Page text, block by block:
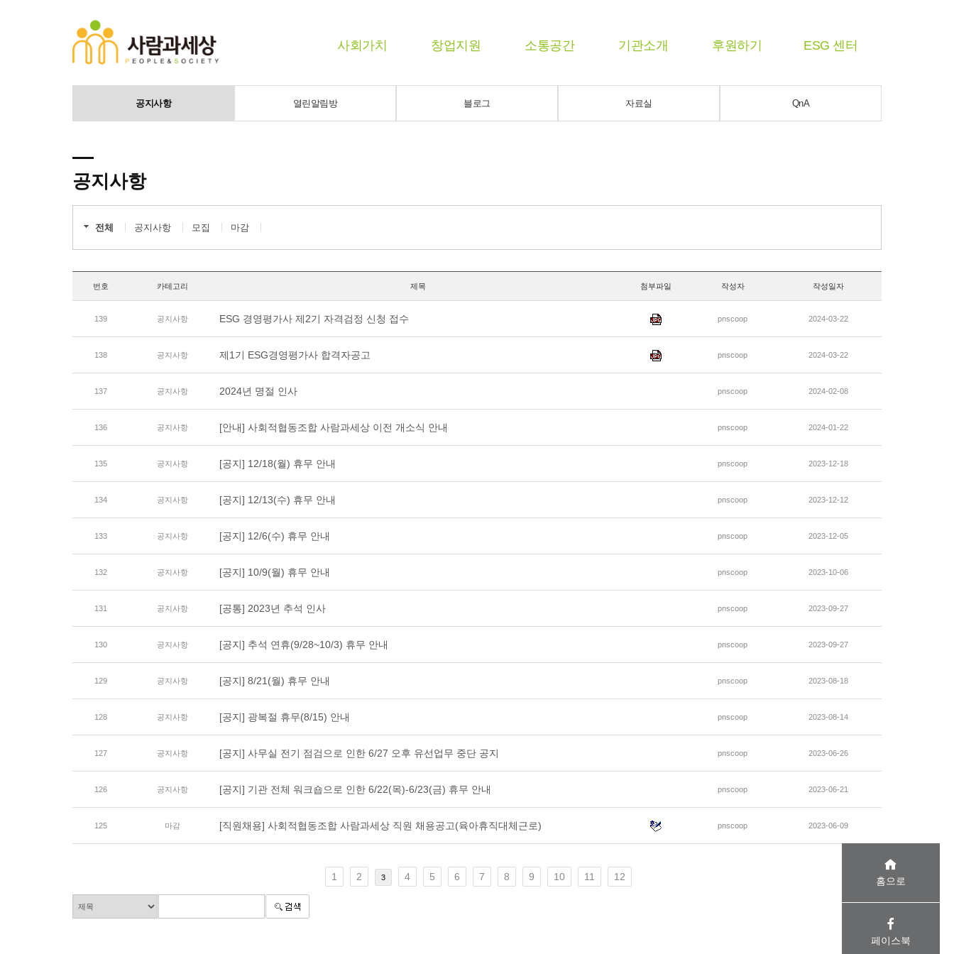
사회가치 창업지원 소통공간 기관소개 후원하기 ESG 센터
공지사항 열린알림방 블로그 자료실 QnA
공지사항
전체 공지사항 모집 마감
번호 카테고리 제목 첨부파일 작성자 작성일자
139 공지사항 ESG 경영평가사 제2기 자격검정 신청 접수 pnscoop 2024-03-22
138 공지사항 제1기 ESG경영평가사 합격자공고 pnscoop 2024-03-22
137 공지사항 2024년 명절 인사 pnscoop 2024-02-08
136 공지사항 [안내] 사회적협동조합 사람과세상 이전 개소식 안내 pnscoop 2024-01-22
135 공지사항 [공지] 12/18(월) 휴무 안내 pnscoop 2023-12-18
134 공지사항 [공지] 12/13(수) 휴무 안내 pnscoop 2023-12-12
133 공지사항 [공지] 12/6(수) 휴무 안내 pnscoop 2023-12-05
132 공지사항 [공지] 10/9(월) 휴무 안내 pnscoop 2023-10-06
131 공지사항 [공통] 2023년 추석 인사 pnscoop 2023-09-27
130 공지사항 [공지] 추석 연휴(9/28~10/3) 휴무 안내 pnscoop 2023-09-27
129 공지사항 [공지] 8/21(월) 휴무 안내 pnscoop 2023-08-18
128 공지사항 [공지] 광복절 휴무(8/15) 안내 pnscoop 2023-08-14
127 공지사항 [공지] 사무실 전기 점검으로 인한 6/27 오후 유선업무 중단 공지 pnscoop 2023-06-26
126 공지사항 [공지] 기관 전체 워크숍으로 인한 6/22(목)-6/23(금) 휴무 안내 pnscoop 2023-06-21
125 마감 [직원채용] 사회적협동조합 사람과세상 직원 채용공고(육아휴직대체근로) pnscoop 2023-06-09
1 2 3 4 5 6 7 8 9 10 11 12 홈으로
페이스북